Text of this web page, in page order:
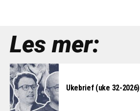
Les mer:
Ukebrief (uke 32-2026)